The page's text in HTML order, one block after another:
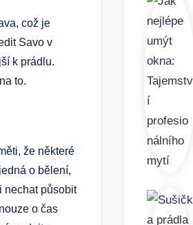
což je
Savo v
k prádlu.
to.
že některé
o bělení,
nechat působit
o čas